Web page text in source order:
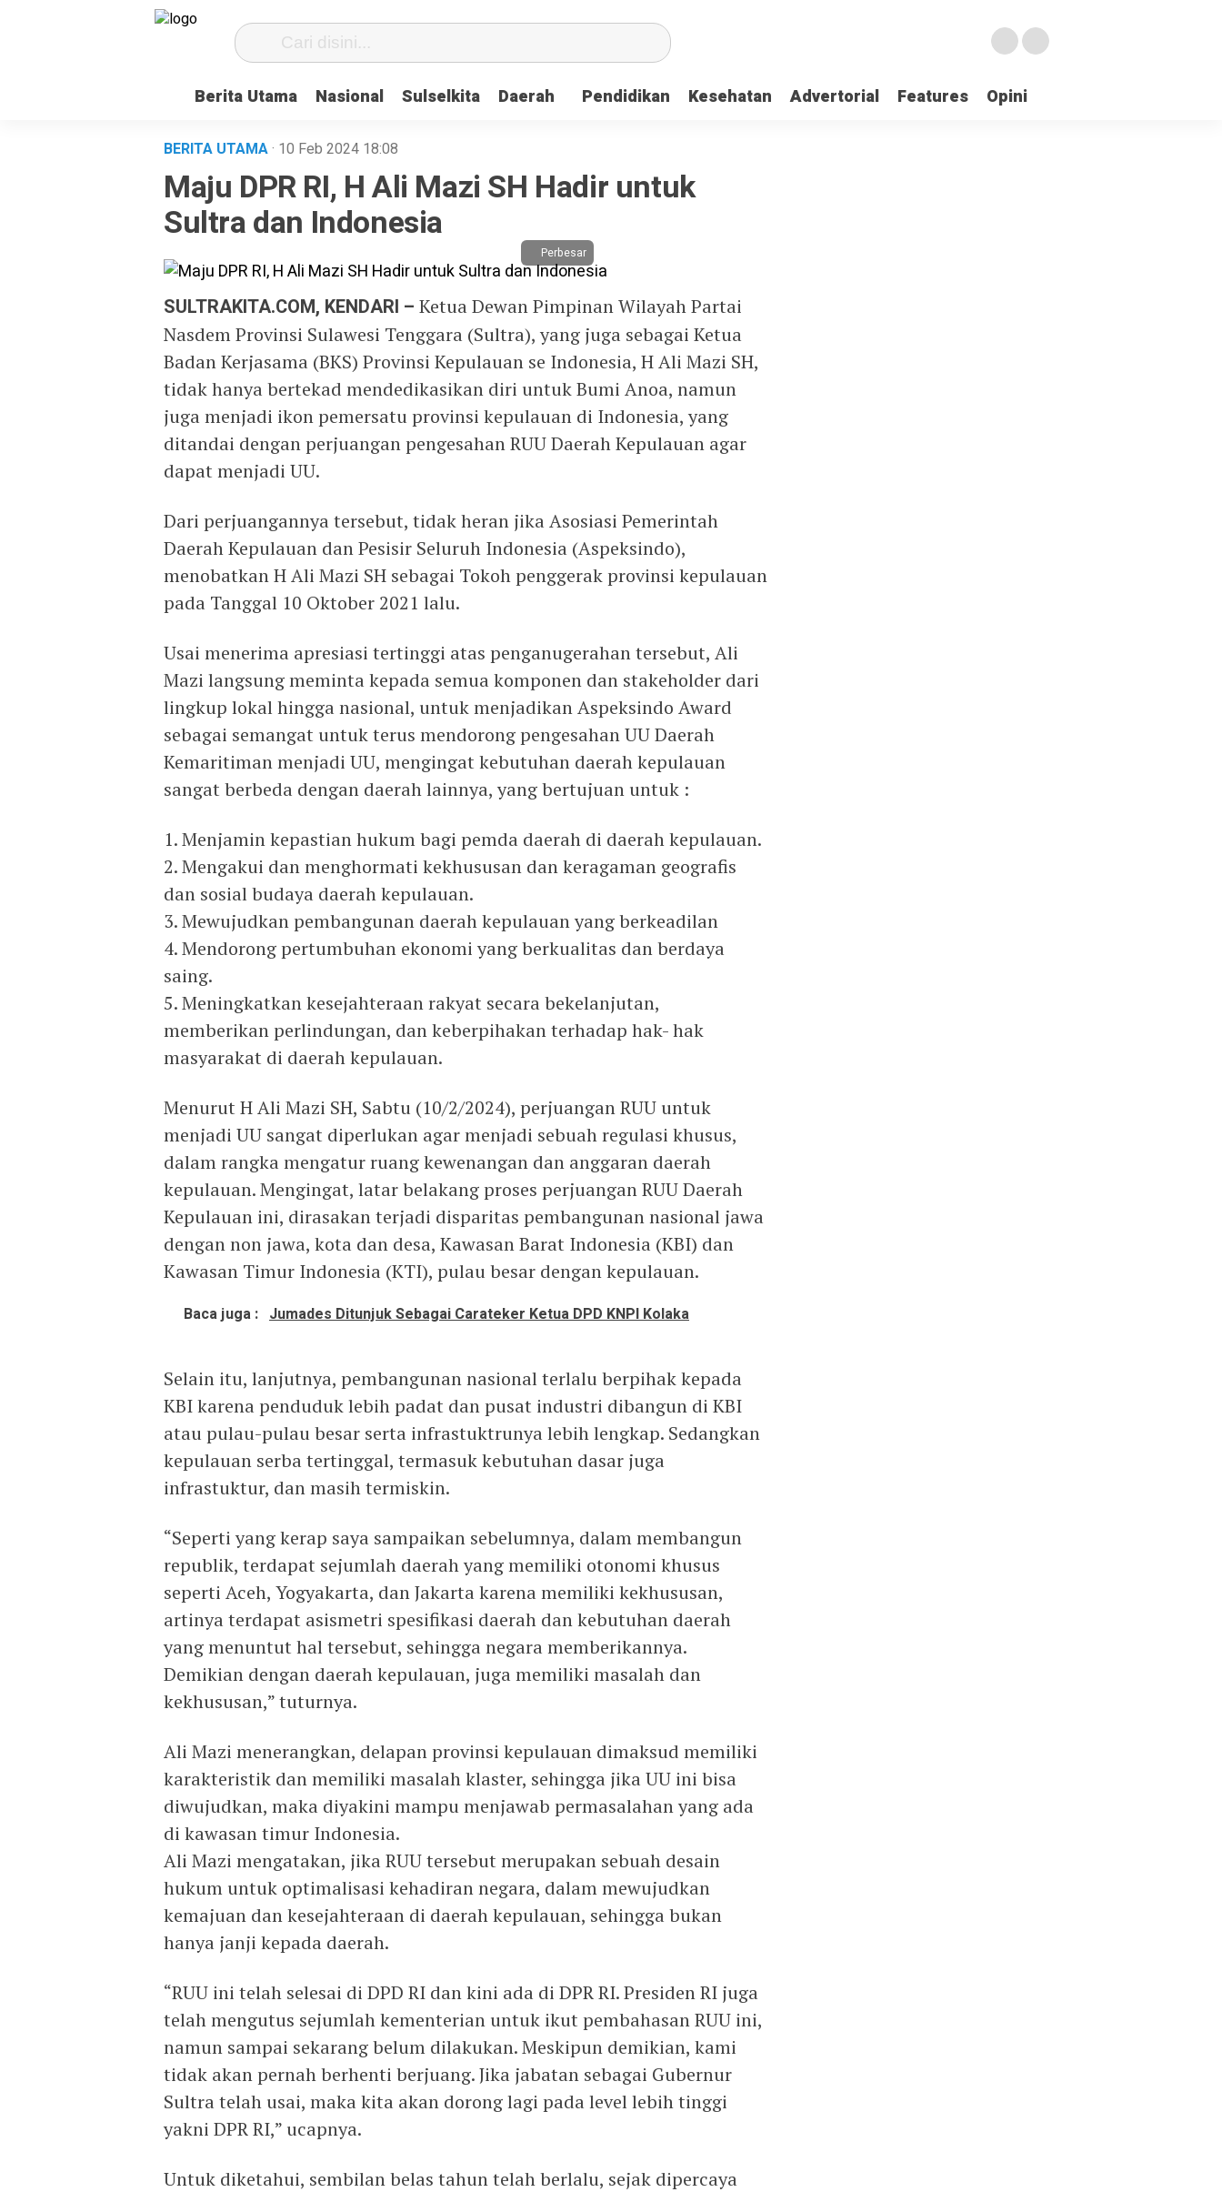
Berita Utama Nasional Sulselkita Daerah Pendidikan Kesehatan Advertorial Features Opini
BERITA UTAMA· 10 Feb 2024 18:08
Maju DPR RI, H Ali Mazi SH Hadir untuk
Sultra dan Indonesia
Perbesar
SULTRAKITA.COM, KENDARI – Ketua Dewan Pimpinan Wilayah Partai
Nasdem Provinsi Sulawesi Tenggara (Sultra), yang juga sebagai Ketua
Badan Kerjasama (BKS) Provinsi Kepulauan se Indonesia, H Ali Mazi SH,
tidak hanya bertekad mendedikasikan diri untuk Bumi Anoa, namun
juga menjadi ikon pemersatu provinsi kepulauan di Indonesia, yang
ditandai dengan perjuangan pengesahan RUU Daerah Kepulauan agar
dapat menjadi UU.
Dari perjuangannya tersebut, tidak heran jika Asosiasi Pemerintah
Daerah Kepulauan dan Pesisir Seluruh Indonesia (Aspeksindo),
menobatkan H Ali Mazi SH sebagai Tokoh penggerak provinsi kepulauan
pada Tanggal 10 Oktober 2021 lalu.
Usai menerima apresiasi tertinggi atas penganugerahan tersebut, Ali
Mazi langsung meminta kepada semua komponen dan stakeholder dari
lingkup lokal hingga nasional, untuk menjadikan Aspeksindo Award
sebagai semangat untuk terus mendorong pengesahan UU Daerah
Kemaritiman menjadi UU, mengingat kebutuhan daerah kepulauan
sangat berbeda dengan daerah lainnya, yang bertujuan untuk :
1. Menjamin kepastian hukum bagi pemda daerah di daerah kepulauan.
2. Mengakui dan menghormati kekhususan dan keragaman geografis
dan sosial budaya daerah kepulauan.
3. Mewujudkan pembangunan daerah kepulauan yang berkeadilan
4. Mendorong pertumbuhan ekonomi yang berkualitas dan berdaya
saing.
5. Meningkatkan kesejahteraan rakyat secara bekelanjutan,
memberikan perlindungan, dan keberpihakan terhadap hak- hak
masyarakat di daerah kepulauan.
Menurut H Ali Mazi SH, Sabtu (10/2/2024), perjuangan RUU untuk
menjadi UU sangat diperlukan agar menjadi sebuah regulasi khusus,
dalam rangka mengatur ruang kewenangan dan anggaran daerah
kepulauan. Mengingat, latar belakang proses perjuangan RUU Daerah
Kepulauan ini, dirasakan terjadi disparitas pembangunan nasional jawa
dengan non jawa, kota dan desa, Kawasan Barat Indonesia (KBI) dan
Kawasan Timur Indonesia (KTI), pulau besar dengan kepulauan.
Baca juga : Jumades Ditunjuk Sebagai Carateker Ketua DPD KNPI Kolaka
Selain itu, lanjutnya, pembangunan nasional terlalu berpihak kepada
KBI karena penduduk lebih padat dan pusat industri dibangun di KBI
atau pulau-pulau besar serta infrastuktrunya lebih lengkap. Sedangkan
kepulauan serba tertinggal, termasuk kebutuhan dasar juga
infrastuktur, dan masih termiskin.
“Seperti yang kerap saya sampaikan sebelumnya, dalam membangun
republik, terdapat sejumlah daerah yang memiliki otonomi khusus
seperti Aceh, Yogyakarta, dan Jakarta karena memiliki kekhususan,
artinya terdapat asismetri spesifikasi daerah dan kebutuhan daerah
yang menuntut hal tersebut, sehingga negara memberikannya.
Demikian dengan daerah kepulauan, juga memiliki masalah dan
kekhususan,” tuturnya.
Ali Mazi menerangkan, delapan provinsi kepulauan dimaksud memiliki
karakteristik dan memiliki masalah klaster, sehingga jika UU ini bisa
diwujudkan, maka diyakini mampu menjawab permasalahan yang ada
di kawasan timur Indonesia.
Ali Mazi mengatakan, jika RUU tersebut merupakan sebuah desain
hukum untuk optimalisasi kehadiran negara, dalam mewujudkan
kemajuan dan kesejahteraan di daerah kepulauan, sehingga bukan
hanya janji kepada daerah.
“RUU ini telah selesai di DPD RI dan kini ada di DPR RI. Presiden RI juga
telah mengutus sejumlah kementerian untuk ikut pembahasan RUU ini,
namun sampai sekarang belum dilakukan. Meskipun demikian, kami
tidak akan pernah berhenti berjuang. Jika jabatan sebagai Gubernur
Sultra telah usai, maka kita akan dorong lagi pada level lebih tinggi
yakni DPR RI,” ucapnya.
Untuk diketahui, sembilan belas tahun telah berlalu, sejak dipercaya